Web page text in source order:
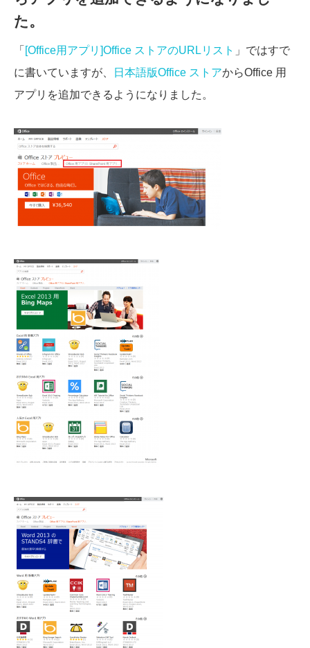
た。
「 [Office用アプリ]Office ストアのURLリスト 」ではすで
に書いていますが、
日本語版Office ストアからOffice 用
アプリを追加できるようになりました。